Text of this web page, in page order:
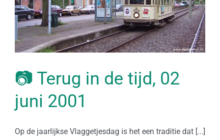
📷 Terug in de tijd, 02
juni 2001
Op de jaarlijkse Vlaggetjesdag is het een traditie dat [...]